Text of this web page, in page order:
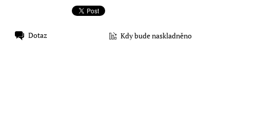
Dotaz Kdy bude naskladněno